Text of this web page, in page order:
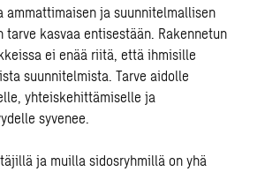
ammattimaisen ja suunnitelmallisen
tarve kasvaa entisestään. Rakennetun
ei enää riitä, että ihmisille
suunnitelmista. Tarve aidolle
yhteiskehittämiselle ja
syvenee.
ja muilla sidosryhmillä on yhä